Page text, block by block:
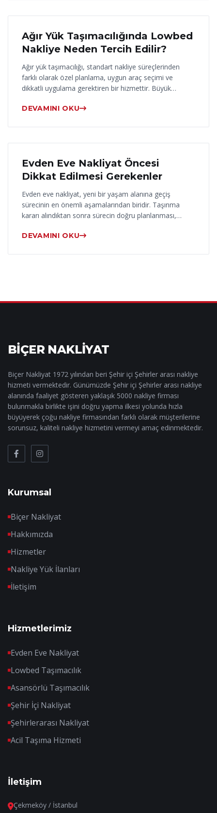
17 Haziran 2026
Ağır Yük Taşımacılığında Lowbed
Nakliye Neden Tercih Edilir?
Ağır yük taşımacılığı, standart nakliye süreçlerinden
farklı olarak özel planlama, uygun araç seçimi ve
dikkatli uygulama gerektiren bir hizmettir. Büyük…
DEVAMINI OKU
16 Haziran 2026
Evden Eve Nakliyat Öncesi
Dikkat Edilmesi Gerekenler
Evden eve nakliyat, yeni bir yaşam alanına geçiş
sürecinin en önemli aşamalarından biridir. Taşınma
kararı alındıktan sonra sürecin doğru planlanması,…
DEVAMINI OKU
BİÇER NAKLİYAT
Biçer Nakliyat 1972 yılından beri Şehir içi Şehirler arası nakliye
hizmeti vermektedir. Günümüzde Şehir içi Şehirler arası nakliye
alanında faaliyet gösteren yaklaşık 5000 nakliye firması
bulunmakla birlikte işini doğru yapma ilkesi yolunda hızla
büyüyerek çoğu nakliye firmasından farklı olarak müşterilerine
sorunsuz, kaliteli nakliye hizmetini vermeyi amaç edinmektedir.
Kurumsal
Biçer Nakliyat
Hakkımızda
Hizmetler
Nakliye Yük İlanları
İletişim
Hizmetlerimiz
Evden Eve Nakliyat
Lowbed Taşımacılık
Asansörlü Taşımacılık
Şehir İçi Nakliyat
Şehirlerarası Nakliyat
Acil Taşıma Hizmeti
İletişim
Çekmeköy / İstanbul